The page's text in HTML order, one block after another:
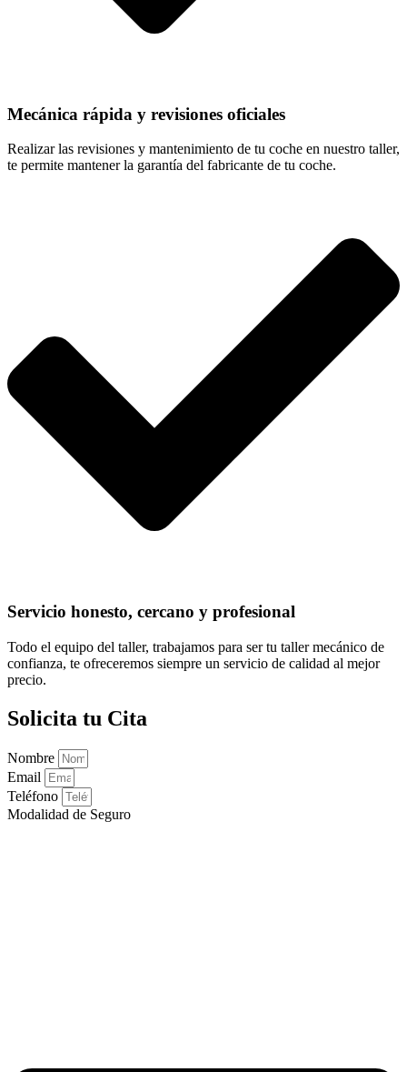
Mecánica rápida y revisiones oficiales
Realizar las revisiones y mantenimiento de tu coche en nuestro taller,
te permite mantener la garantía del fabricante de tu coche.
Servicio honesto, cercano y profesional
Todo el equipo del taller, trabajamos para ser tu taller mecánico de
confianza, te ofreceremos siempre un servicio de calidad al mejor
precio.
Solicita tu Cita
Nombre
Email
Teléfono
Modalidad de Seguro